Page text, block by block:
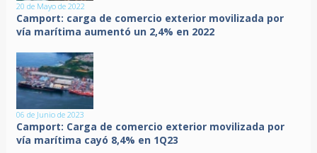
20 de Mayo de 2022
Camport: carga de comercio exterior movilizada por
vía marítima aumentó un 2,4% en 2022
06 de Junio de 2023
Camport: Carga de comercio exterior movilizada por
vía marítima cayó 8,4% en 1Q23